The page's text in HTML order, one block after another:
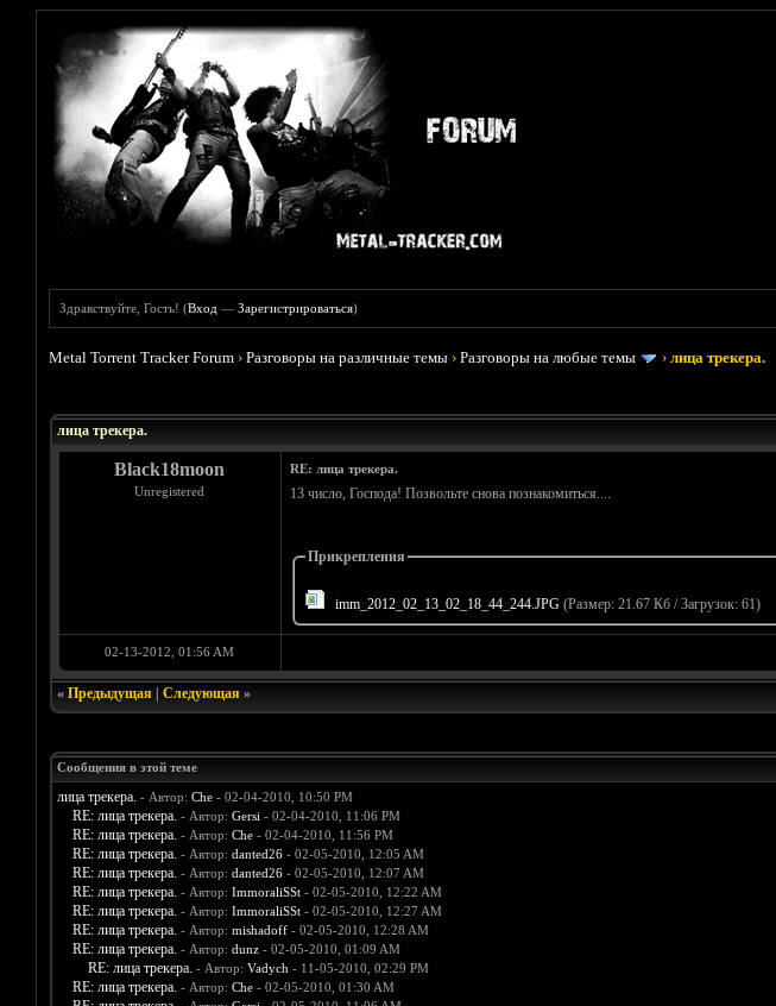
Здравствуйте, Гость! (Вход —Зарегистрироваться)
Metal Torrent Tracker Forum ›Разговоры на различные темы ›Разговоры на любые темы ›лица трекера.
лица трекера.
Black18moon
Unregistered
RE: лица трекера.
13 число, Господа! Позвольте снова познакомиться....
Прикрепления
imm_2012_02_13_02_18_44_244.JPG(Размер: 21.67 Кб / Загрузок: 61)
02-13-2012, 01:56 AM
« Предыдущая| Следующая»
Сообщения в этой теме
лица трекера. - Автор: Che- 02-04-2010, 10:50 PM
RE: лица трекера. - Автор: Gersi - 02-04-2010, 11:06 PM
RE: лица трекера. - Автор: Che- 02-04-2010, 11:56 PM
RE: лица трекера. - Автор: danted26- 02-05-2010, 12:05 AM
RE: лица трекера. - Автор: danted26- 02-05-2010, 12:07 AM
RE: лица трекера. - Автор: ImmoraliSSt- 02-05-2010, 12:22 AM
RE: лица трекера. - Автор: ImmoraliSSt- 02-05-2010, 12:27 AM
RE: лица трекера. - Автор: mishadoff- 02-05-2010, 12:28 AM
RE: лица трекера. - Автор: dunz- 02-05-2010, 01:09 AM
RE: лица трекера. - Автор: Vadych - 11-05-2010, 02:29 PM
RE: лица трекера. - Автор: Che- 02-05-2010, 01:30 AM